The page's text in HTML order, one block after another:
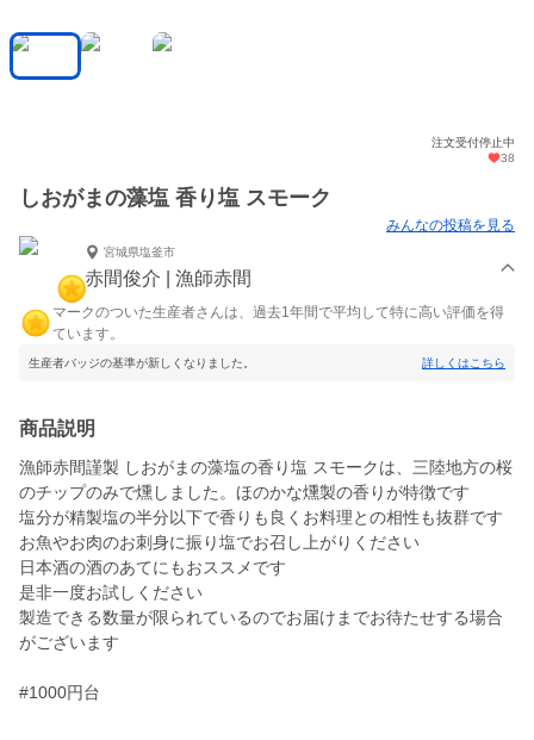
注文受付停止中
38
しおがまの藻塩 香り塩 スモーク
みんなの投稿を見る
宮城県塩釜市
赤間俊介 | 漁師赤間
マークのついた生産者さんは、過去1年間で平均して特に高い評価を得
ています。
生産者バッジの基準が新しくなりました。 詳しくはこちら
商品説明
漁師赤間謹製 しおがまの藻塩の香り塩 スモークは、三陸地方の桜
のチップのみで燻しました。ほのかな燻製の香りが特徴です
塩分が精製塩の半分以下で香りも良くお料理との相性も抜群です
お魚やお肉のお刺身に振り塩でお召し上がりください
日本酒の酒のあてにもおススメです
是非一度お試しください
製造できる数量が限られているのでお届けまでお待たせする場合
がございます
#1000円台